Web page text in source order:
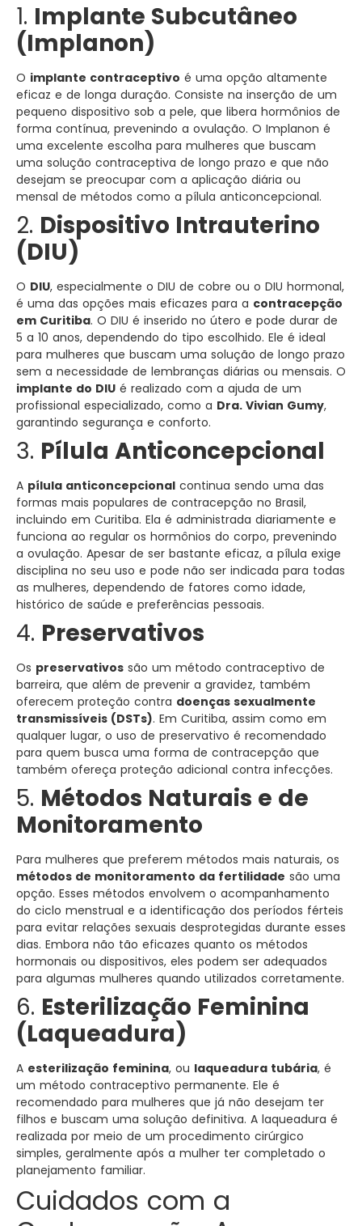
1. Implante Subcutâneo
(Implanon)
O implante contraceptivo é uma opção altamente
eficaz e de longa duração. Consiste na inserção de um
pequeno dispositivo sob a pele, que libera hormônios de
forma contínua, prevenindo a ovulação. O Implanon é
uma excelente escolha para mulheres que buscam
uma solução contraceptiva de longo prazo e que não
desejam se preocupar com a aplicação diária ou
mensal de métodos como a pílula anticoncepcional.
2. Dispositivo Intrauterino
(DIU)
O DIU, especialmente o DIU de cobre ou o DIU hormonal,
é uma das opções mais eficazes para a contracepção
em Curitiba. O DIU é inserido no útero e pode durar de
5 a 10 anos, dependendo do tipo escolhido. Ele é ideal
para mulheres que buscam uma solução de longo prazo
sem a necessidade de lembranças diárias ou mensais. O
implante do DIU é realizado com a ajuda de um
profissional especializado, como a Dra. Vivian Gumy,
garantindo segurança e conforto.
3. Pílula Anticoncepcional
A pílula anticoncepcional continua sendo uma das
formas mais populares de contracepção no Brasil,
incluindo em Curitiba. Ela é administrada diariamente e
funciona ao regular os hormônios do corpo, prevenindo
a ovulação. Apesar de ser bastante eficaz, a pílula exige
disciplina no seu uso e pode não ser indicada para todas
as mulheres, dependendo de fatores como idade,
histórico de saúde e preferências pessoais.
4. Preservativos
Os preservativos são um método contraceptivo de
barreira, que além de prevenir a gravidez, também
oferecem proteção contra doenças sexualmente
transmissíveis (DSTs). Em Curitiba, assim como em
qualquer lugar, o uso de preservativo é recomendado
para quem busca uma forma de contracepção que
também ofereça proteção adicional contra infecções.
5. Métodos Naturais e de
Monitoramento
Para mulheres que preferem métodos mais naturais, os
métodos de monitoramento da fertilidade são uma
opção. Esses métodos envolvem o acompanhamento
do ciclo menstrual e a identificação dos períodos férteis
para evitar relações sexuais desprotegidas durante esses
dias. Embora não tão eficazes quanto os métodos
hormonais ou dispositivos, eles podem ser adequados
para algumas mulheres quando utilizados corretamente.
6. Esterilização Feminina
(Laqueadura)
A esterilização feminina, ou laqueadura tubária, é
um método contraceptivo permanente. Ele é
recomendado para mulheres que já não desejam ter
filhos e buscam uma solução definitiva. A laqueadura é
realizada por meio de um procedimento cirúrgico
simples, geralmente após a mulher ter completado o
planejamento familiar.
Cuidados com a